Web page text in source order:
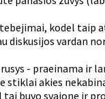
kodel taip
diskusijos vardan
- praeinama ir
stiklai akies
tai buvo svajone ir